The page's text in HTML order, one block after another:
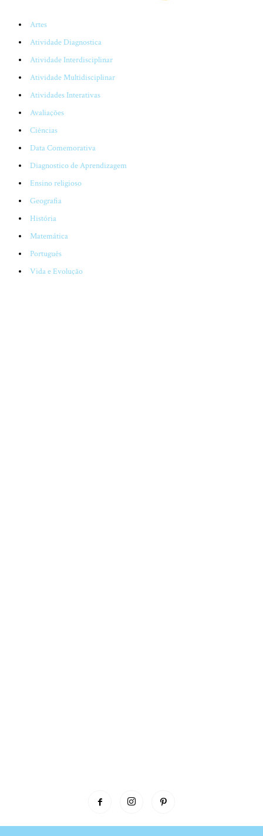
Artes
Atividade Diagnostica
Atividade Interdisciplinar
Atividade Multidisciplinar
Atividades Interativas
Avaliações
Ciências
Data Comemorativa
Diagnostico de Aprendizagem
Ensino religioso
Geografia
História
Matemática
Português
Vida e Evolução